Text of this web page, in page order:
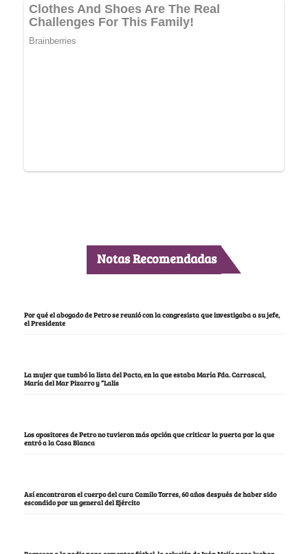
Notas Recomendadas
Por qué el abogado de Petro se reunió con la congresista que investigaba a su jefe,
el Presidente
La mujer que tumbó la lista del Pacto, en la que estaba María Fda. Carrascal,
María del Mar Pizarro y “Lalis
Los opositores de Petro no tuvieron más opción que criticar la puerta por la que
entró a la Casa Blanca
Así encontraron el cuerpo del cura Camilo Torres, 60 años después de haber sido
escondido por un general del Ejército